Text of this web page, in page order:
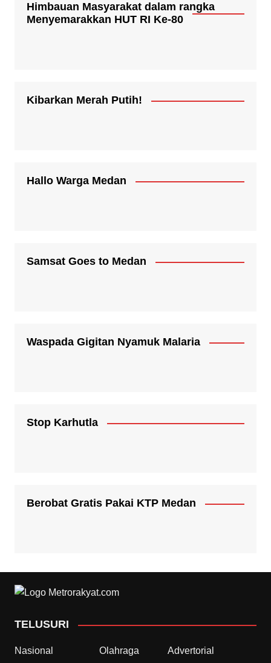
Himbauan Masyarakat dalam rangka
Menyemarakkan HUT RI Ke-80
Kibarkan Merah Putih!
Hallo Warga Medan
Samsat Goes to Medan
Waspada Gigitan Nyamuk Malaria
Stop Karhutla
Berobat Gratis Pakai KTP Medan
TELUSURI
Nasional Olahraga Advertorial